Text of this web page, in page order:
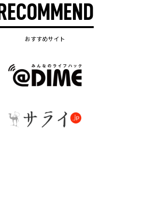
RECOMMEND
おすすめサイト